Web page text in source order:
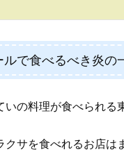
ルで食べるべき炎の
の料理が食べられる
クサを食べれるお店は